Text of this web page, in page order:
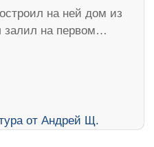
на ней дом из
залил на первом…